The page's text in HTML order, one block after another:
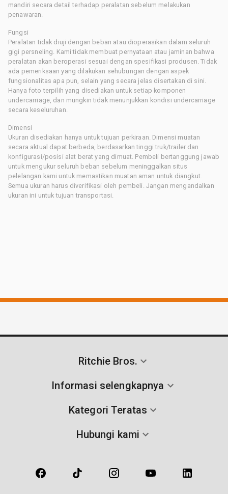
mandiri secara detail terhadap peralatan sebelum melakukan
penawaran.
Fungsi
Peralatan tidak diuji dengan beban atau dioperasikan dalam seluruh
gigi persneling. Kami tidak membuat pernyataan atau jaminan bahwa
peralatan akan beroperasi sesuai dengan spesifikasi produsen. Tidak
ada pemeriksaan yang dilakukan sehubungan dengan aspek
fungsionalitas apa pun, selain yang secara jelas disertakan di sini.
Hanya foto terpilih yang disediakan untuk setiap komponen
undercarriage, dan mungkin tidak menunjukkan kondisi undercarriage
secara keseluruhan.
Dimensi
Ukuran disediakan hanya untuk tujuan perkiraan. Dimensi muatan
secara aktual dapat berbeda, berdasarkan tinggi truk/trailer dan
konfigurasi/posisi alat berat yang dimuat. Pembeli bertanggung jawab
untuk mengukur seluruh beban sebelum meninggalkan situs
pelelangan kami untuk memastikan muatan aman untuk diangkut.
Semua ukuran harus diverifikasi oleh pembeli. Jangan mengandalkan
ukuran ini untuk tujuan transportasi.
Ritchie Bros.
Informasi selengkapnya
Kategori Teratas
Hubungi kami